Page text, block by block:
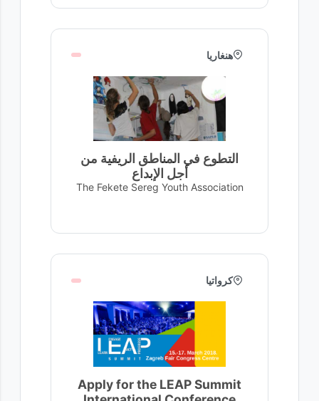
هنغاريا
التطوع في المناطق الريفية من
أجل الإبداع
The Fekete Sereg Youth Association
كرواتيا
Apply for the LEAP Summit